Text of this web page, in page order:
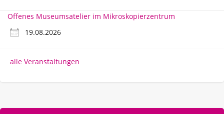
Offenes Museumsatelier im Mikroskopierzentrum
19.08.2026
alle Veranstaltungen